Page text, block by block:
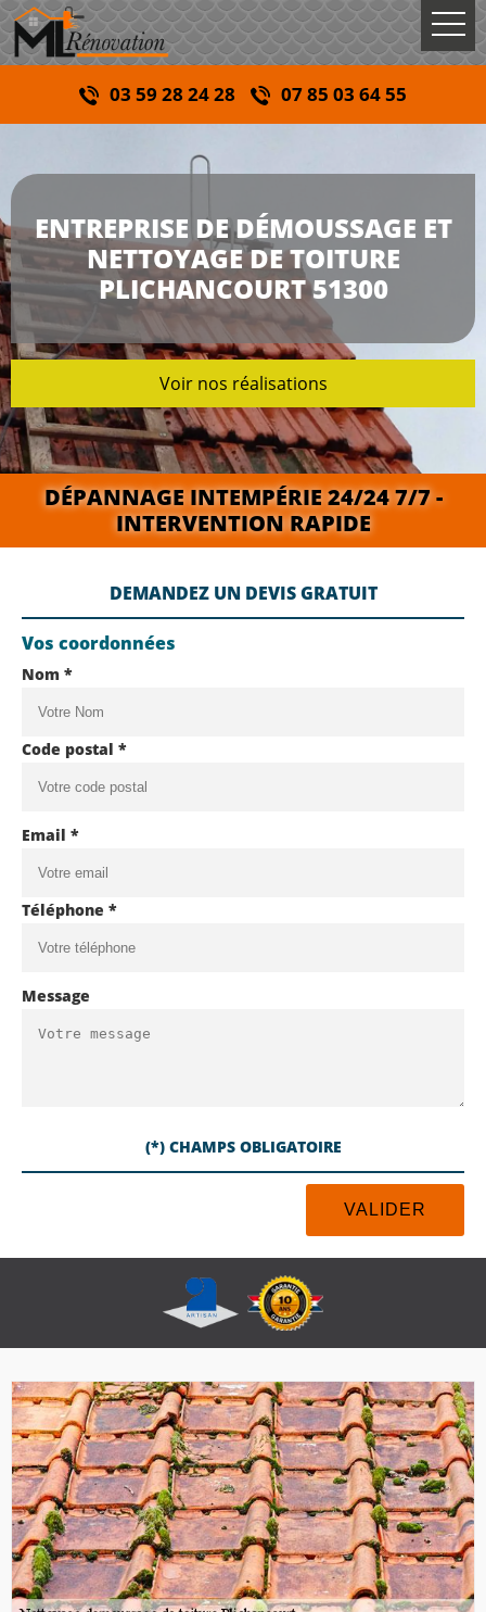
03 59 28 24 28 07 85 03 64 55
ENTREPRISE DE DÉMOUSSAGE ET
NETTOYAGE DE TOITURE
PLICHANCOURT 51300
Voir nos réalisations
DÉPANNAGE INTEMPÉRIE 24/24 7/7 -
INTERVENTION RAPIDE
DEMANDEZ UN DEVIS GRATUIT
Vos coordonnées
Nom *
Code postal *
Email *
Téléphone *
Message
(*) CHAMPS OBLIGATOIRE